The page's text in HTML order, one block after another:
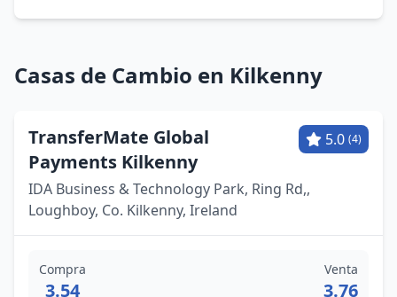
Casas de Cambio en Kilkenny
TransferMate Global
Payments Kilkenny
5.0 (4)
IDA Business & Technology Park, Ring Rd,,
Loughboy, Co. Kilkenny, Ireland
Compra
3.54
Venta
3.76